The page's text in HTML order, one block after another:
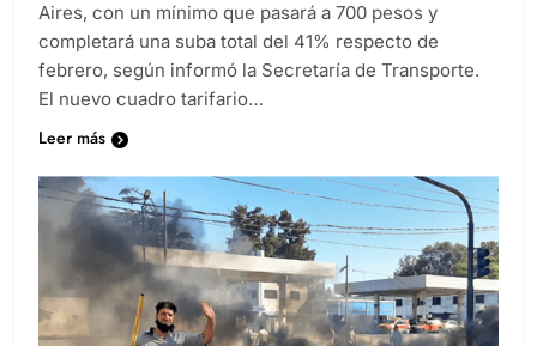
Aires, con un mínimo que pasará a 700 pesos y
completará una suba total del 41% respecto de
febrero, según informó la Secretaría de Transporte.
El nuevo cuadro tarifario…
Leer más